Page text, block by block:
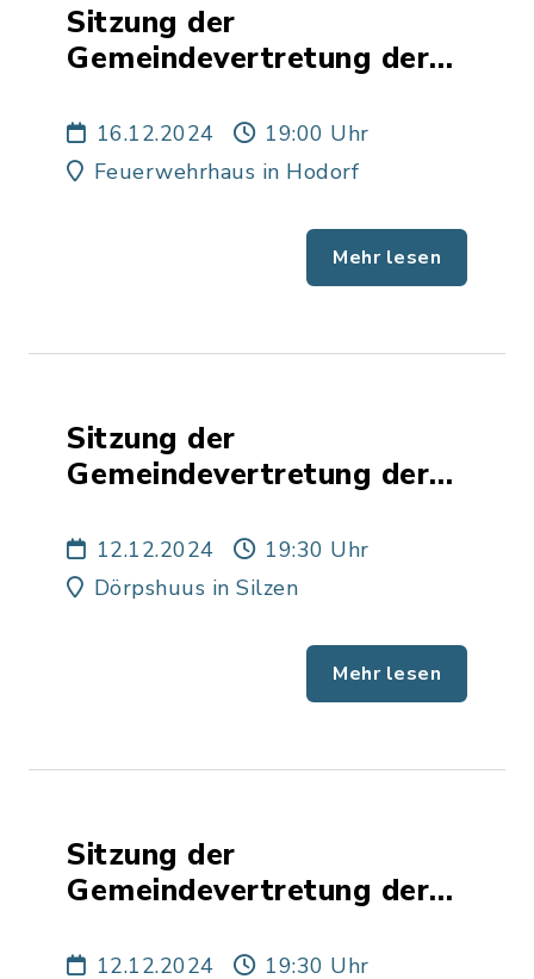
Sitzung der
Gemeindevertretung der
16.12.2024
19:00 Uhr
Feuerwehrhaus in Hodorf
Mehr lesen
Sitzung der
Gemeindevertretung der
12.12.2024
19:30 Uhr
Dörpshuus in Silzen
Mehr lesen
Sitzung der
Gemeindevertretung der
12.12.2024 19:30 Uhr